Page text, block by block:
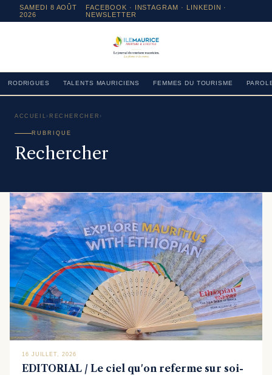
SAMEDI 8 AOÛT
2026
FACEBOOK · INSTAGRAM · LINKEDIN ·
NEWSLETTER
RODRIGUES TALENTS MAURICIENS FEMMES DU TOURISME
ACCUEIL › RECHERCHER ›
RUBRIQUE
Rechercher
16 JUILLET, 2026
EDITORIAL / Le ciel qu'on referme sur soi-